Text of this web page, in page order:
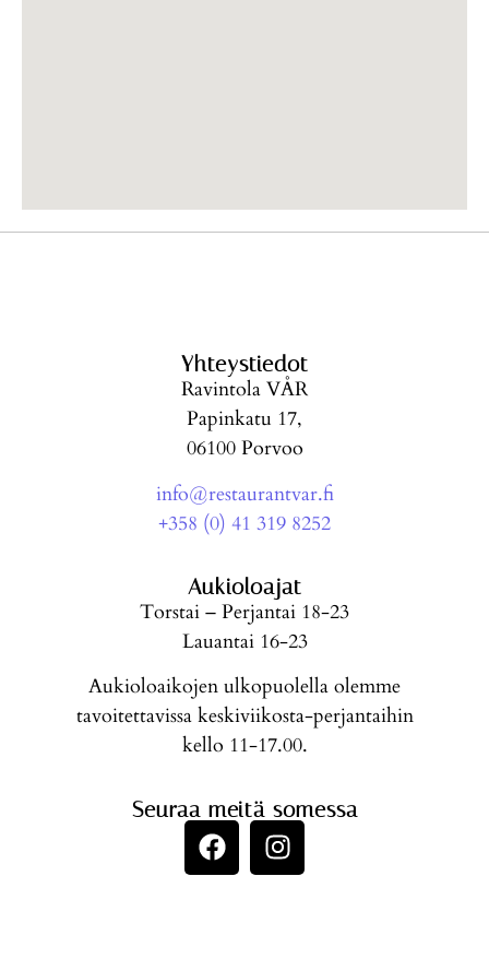
Yhteystiedot
Ravintola VÅR
Papinkatu 17,
06100 Porvoo
info@restaurantvar.fi
+358 (0) 41 319 8252
Aukioloajat
Torstai – Perjantai 18-23
Lauantai 16-23
Aukioloaikojen ulkopuolella olemme
tavoitettavissa keskiviikosta-perjantaihin
kello 11-17.00.
Seuraa meitä somessa